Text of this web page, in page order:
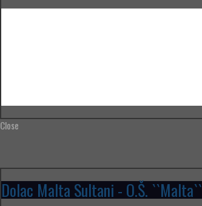
Close
Dolac Malta Sultani - O.Š. ``Malta``